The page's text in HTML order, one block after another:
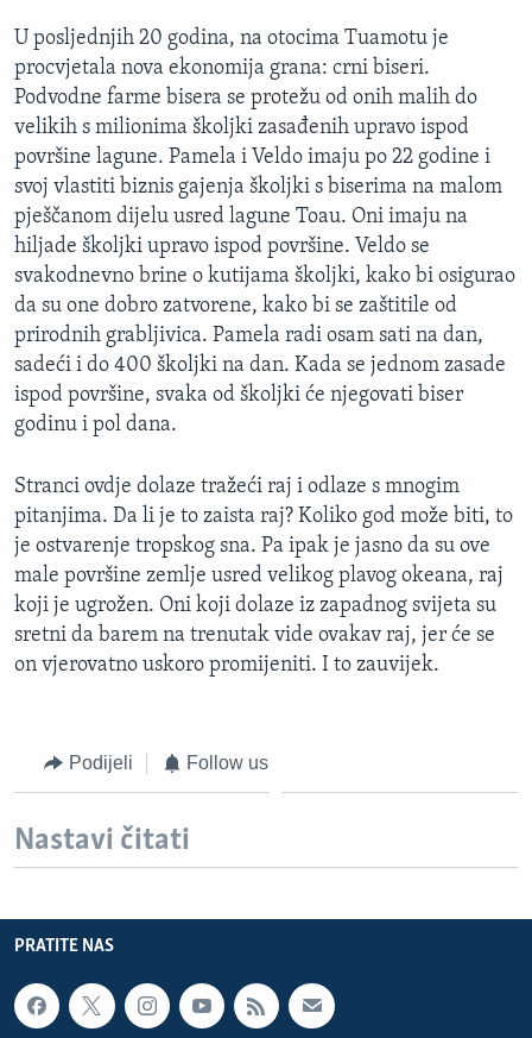
U posljednjih 20 godina, na otocima Tuamotu je
procvjetala nova ekonomija grana: crni biseri.
Podvodne farme bisera se protežu od onih malih do
velikih s milionima školjki zasađenih upravo ispod
površine lagune. Pamela i Veldo imaju po 22 godine i
svoj vlastiti biznis gajenja školjki s biserima na malom
pješčanom dijelu usred lagune Toau. Oni imaju na
hiljade školjki upravo ispod površine. Veldo se
svakodnevno brine o kutijama školjki, kako bi osigurao
da su one dobro zatvorene, kako bi se zaštitile od
prirodnih grabljivica. Pamela radi osam sati na dan,
sadeći i do 400 školjki na dan. Kada se jednom zasade
ispod površine, svaka od školjki će njegovati biser
godinu i pol dana.
Stranci ovdje dolaze tražeći raj i odlaze s mnogim
pitanjima. Da li je to zaista raj? Koliko god može biti, to
je ostvarenje tropskog sna. Pa ipak je jasno da su ove
male površine zemlje usred velikog plavog okeana, raj
koji je ugrožen. Oni koji dolaze iz zapadnog svijeta su
sretni da barem na trenutak vide ovakav raj, jer će se
on vjerovatno uskoro promijeniti. I to zauvijek.
Podijeli Follow us
Nastavi čitati
PRATITE NAS